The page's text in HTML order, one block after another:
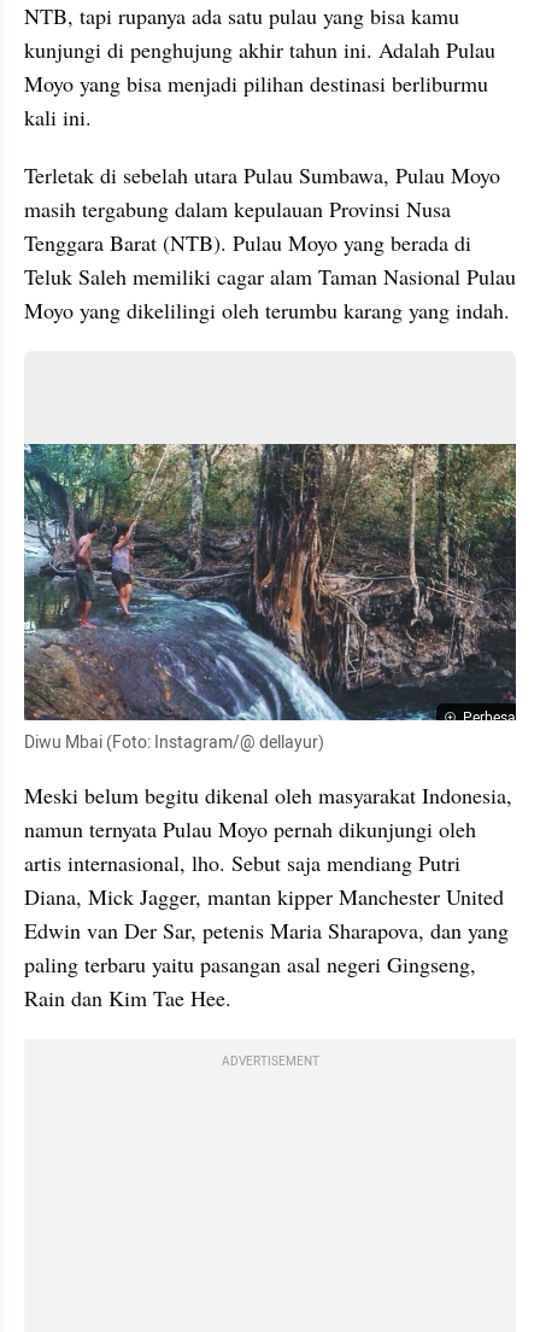
NTB, tapi rupanya ada satu pulau yang bisa kamu
kunjungi di penghujung akhir tahun ini. Adalah Pulau
Moyo yang bisa menjadi pilihan destinasi berliburmu
kali ini.
Terletak di sebelah utara Pulau Sumbawa, Pulau Moyo
masih tergabung dalam kepulauan Provinsi Nusa
Tenggara Barat (NTB). Pulau Moyo yang berada di
Teluk Saleh memiliki cagar alam Taman Nasional Pulau
Moyo yang dikelilingi oleh terumbu karang yang indah.
Perbesar
Diwu Mbai (Foto: Instagram/@ dellayur)
Meski belum begitu dikenal oleh masyarakat Indonesia,
namun ternyata Pulau Moyo pernah dikunjungi oleh
artis internasional, lho. Sebut saja mendiang Putri
Diana, Mick Jagger, mantan kipper Manchester United
Edwin van Der Sar, petenis Maria Sharapova, dan yang
paling terbaru yaitu pasangan asal negeri Gingseng,
Rain dan Kim Tae Hee.
ADVERTISEMENT